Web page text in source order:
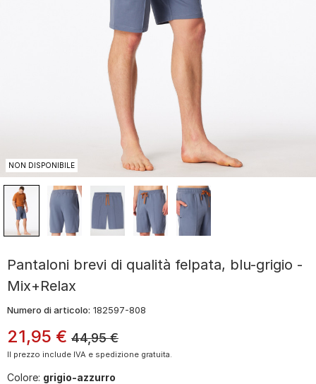
NON DISPONIBILE
Pantaloni brevi di qualità felpata, blu-grigio -
Mix+Relax
Numero di articolo: 182597-808
21,95 € 44,95€
Il prezzo include IVA e spedizione gratuita.
Colore: grigio-azzurro